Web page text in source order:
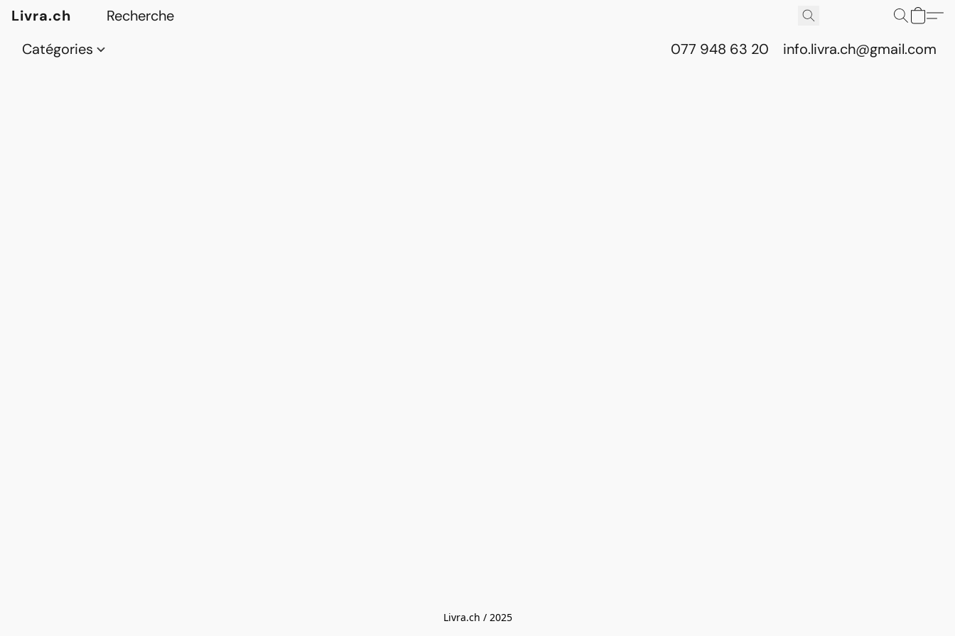
Livra.ch
Catégories
077 948 63 20 info.livra.ch@gmail.com
Livra.ch / 2025